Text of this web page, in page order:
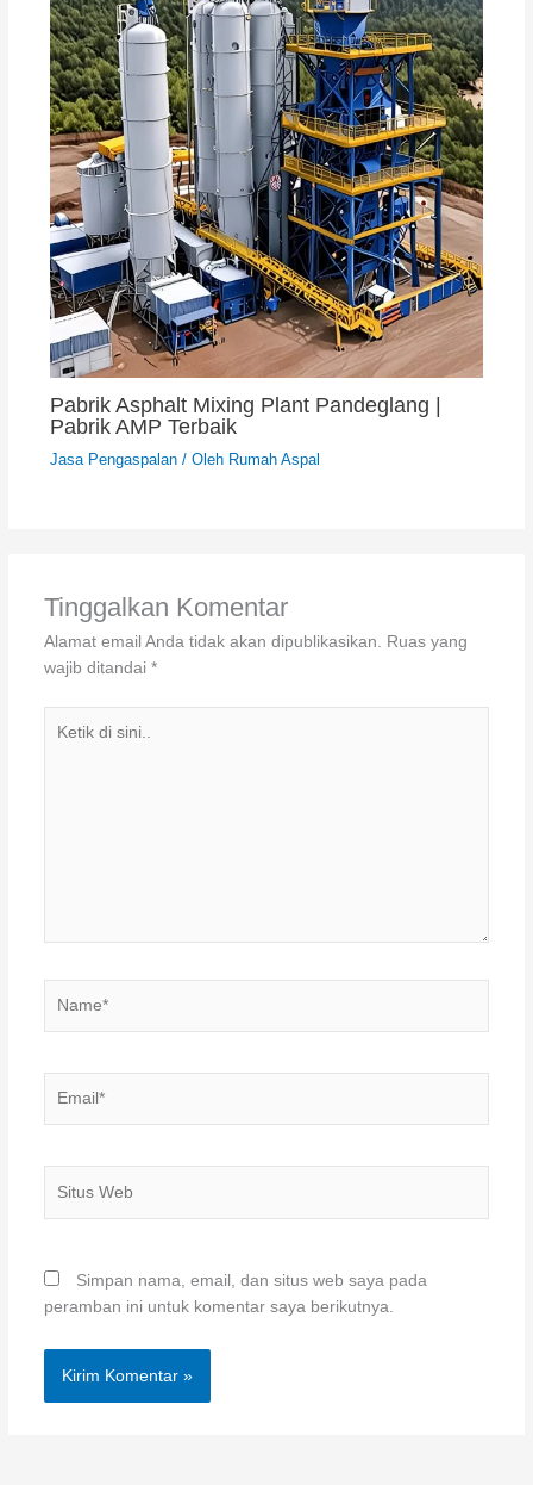
Pabrik Asphalt Mixing Plant Pandeglang |
Pabrik AMP Terbaik
Jasa Pengaspalan/ Oleh Rumah Aspal
Tinggalkan Komentar
Alamat email Anda tidak akan dipublikasikan.
Ruas yang
wajib ditandai *
Web
Simpan nama, email, dan situs web saya pada
peramban ini untuk komentar saya berikutnya.